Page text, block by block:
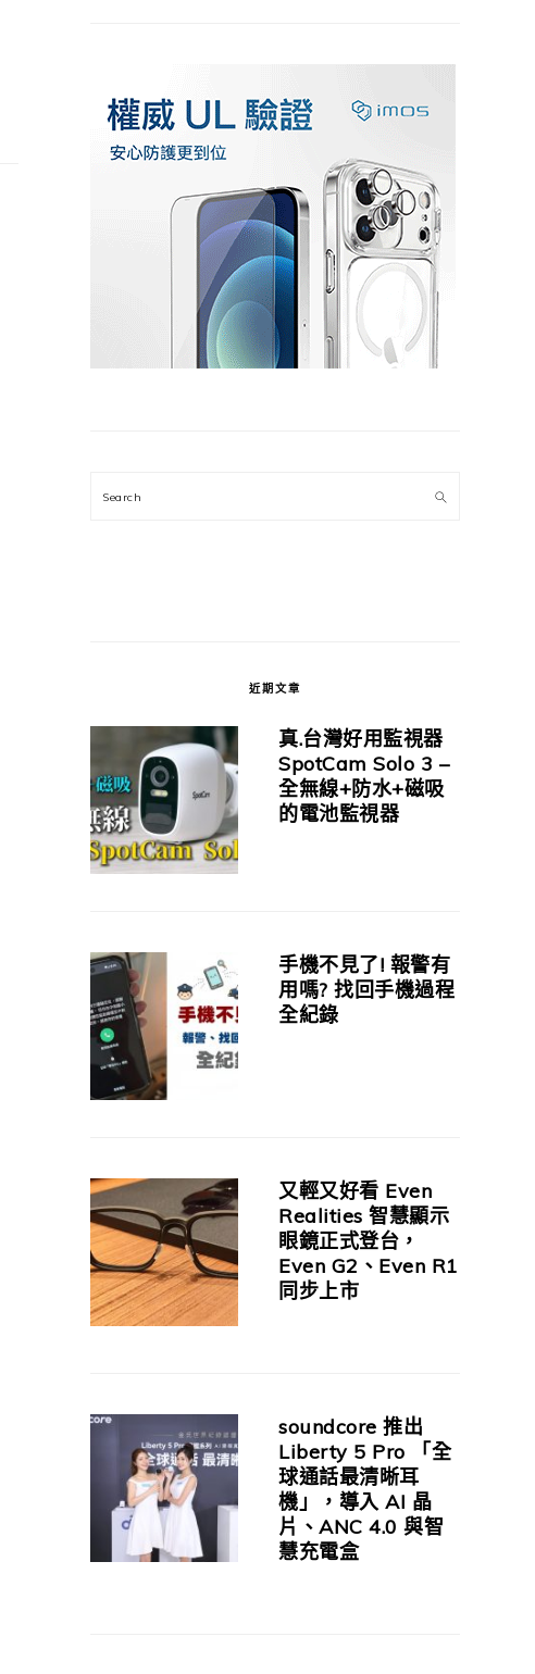
Search
近期文章
真.台灣好用監視器
SpotCam Solo 3 –
全無線+防水+磁吸
的電池監視器
手機不見了! 報警有
用嗎? 找回手機過程
全紀錄
又輕又好看 Even
Realities 智慧顯示
眼鏡正式登台，
Even G2、Even R1
同步上市
soundcore 推出
Liberty 5 Pro 「全
球通話最清晰耳
機」，導入 AI 晶
片、ANC 4.0 與智
慧充電盒